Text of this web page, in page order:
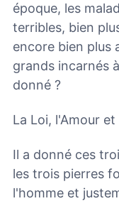
époque, les
terribles, bien
encore bien plus
grands incarnés
donné ?
La Loi, l'Amour et
Il a donné ces
les trois pierres
l'homme et